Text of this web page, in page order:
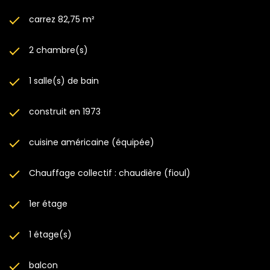
carrez 82,75 m²
2 chambre(s)
1 salle(s) de bain
construit en 1973
cuisine américaine (équipée)
Chauffage collectif : chaudière (fioul)
1er étage
1 étage(s)
balcon